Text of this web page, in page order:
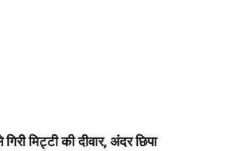
गिरी मिट्टी की दीवार, अंदर छिपा